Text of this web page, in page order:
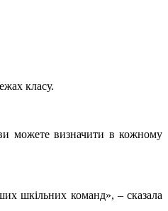
класу.
можете визначити в кожному
шкільних команд», – сказала